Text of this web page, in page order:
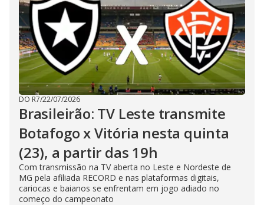
DO R7/22/07/2026
Brasileirão: TV Leste transmite
Botafogo x Vitória nesta quinta
(23), a partir das 19h
Com transmissão na TV aberta no Leste e Nordeste de
MG pela afiliada RECORD e nas plataformas digitais,
cariocas e baianos se enfrentam em jogo adiado no
começo do campeonato